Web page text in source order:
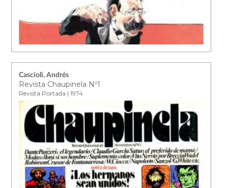
Cascioli, Andrés
Revista Chaupinela Nº1
Revista Portada | 1974